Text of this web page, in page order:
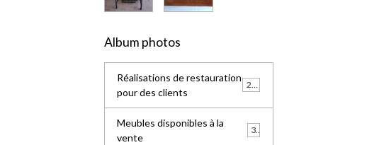
Album photos
Réalisations de restauration
pour des clients
238
Meubles disponibles à la
vente
3